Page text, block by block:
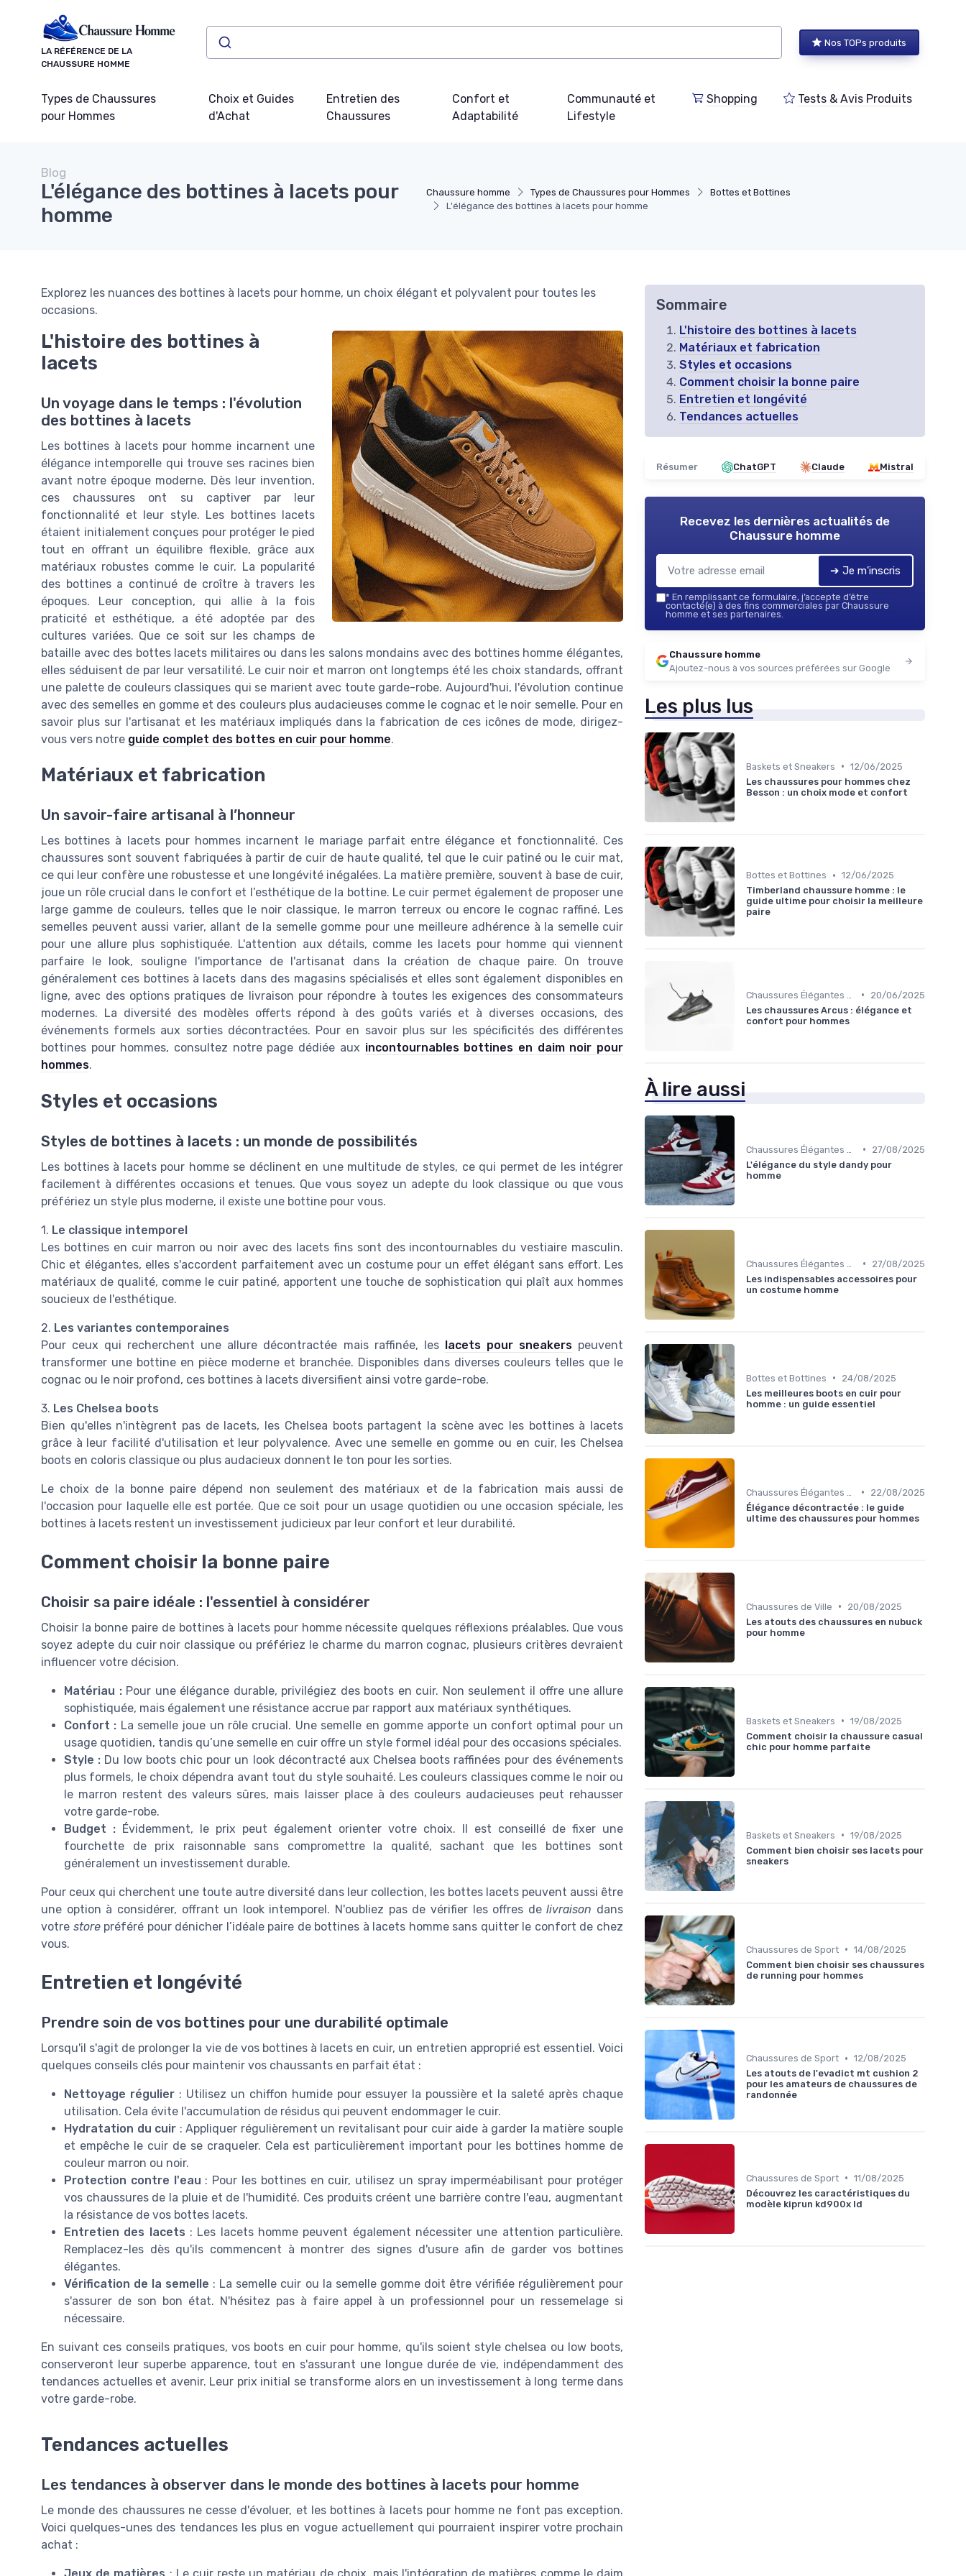
LA RÉFÉRENCE DE LA
CHAUSSURE HOMME
Nos TOPs produits
Types de Chaussures
pour Hommes
Choix et Guides
d'Achat
Entretien des
Chaussures
Confort et
Adaptabilité
Communauté et
Lifestyle
Shopping Tests & Avis Produits
Chaussure homme Types de Chaussures pour Hommes
Bottes et Bottines
L'élégance des bottines à lacets pour homme
Blog
L'élégance des bottines à lacets pour
homme
Explorez les nuances des bottines à lacets pour homme, un choix élégant et polyvalent pour toutes les
occasions.
L'histoire des bottines à
lacets
Un voyage dans le temps : l'évolution
des bottines à lacets
Les bottines à lacets pour homme incarnent une
élégance intemporelle qui trouve ses racines bien
avant notre époque moderne. Dès leur invention,
ces chaussures ont su captiver par leur
fonctionnalité et leur style. Les bottines lacets
étaient initialement conçues pour protéger le pied
tout en offrant un équilibre flexible, grâce aux
matériaux robustes comme le cuir. La popularité
des bottines a continué de croître à travers les
époques. Leur conception, qui allie à la fois
praticité et esthétique, a été adoptée par des
cultures variées. Que ce soit sur les champs de
bataille avec des bottes lacets militaires ou dans les salons mondains avec des bottines homme élégantes,
elles séduisent de par leur versatilité. Le cuir noir et marron ont longtemps été les choix standards, offrant
une palette de couleurs classiques qui se marient avec toute garde-robe. Aujourd'hui, l'évolution continue
avec des semelles en gomme et des couleurs plus audacieuses comme le cognac et le noir semelle. Pour en
savoir plus sur l'artisanat et les matériaux impliqués dans la fabrication de ces icônes de mode, dirigez-
vous vers notre guide complet des bottes en cuir pour homme.
Matériaux et fabrication
Un savoir-faire artisanal à l’honneur
Les bottines à lacets pour hommes incarnent le mariage parfait entre élégance et fonctionnalité. Ces
chaussures sont souvent fabriquées à partir de cuir de haute qualité, tel que le cuir patiné ou le cuir mat,
ce qui leur confère une robustesse et une longévité inégalées. La matière première, souvent à base de cuir,
joue un rôle crucial dans le confort et l’esthétique de la bottine. Le cuir permet également de proposer une
large gamme de couleurs, telles que le noir classique, le marron terreux ou encore le cognac raffiné. Les
semelles peuvent aussi varier, allant de la semelle gomme pour une meilleure adhérence à la semelle cuir
pour une allure plus sophistiquée. L'attention aux détails, comme les lacets pour homme qui viennent
parfaire le look, souligne l'importance de l'artisanat dans la création de chaque paire. On trouve
généralement ces bottines à lacets dans des magasins spécialisés et elles sont également disponibles en
ligne, avec des options pratiques de livraison pour répondre à toutes les exigences des consommateurs
modernes. La diversité des modèles offerts répond à des goûts variés et à diverses occasions, des
événements formels aux sorties décontractées. Pour en savoir plus sur les spécificités des différentes
bottines pour hommes, consultez notre page dédiée aux incontournables bottines en daim noir pour
hommes.
Styles et occasions
Styles de bottines à lacets : un monde de possibilités
Les bottines à lacets pour homme se déclinent en une multitude de styles, ce qui permet de les intégrer
facilement à différentes occasions et tenues. Que vous soyez un adepte du look classique ou que vous
préfériez un style plus moderne, il existe une bottine pour vous.
1. Le classique intemporel
Les bottines en cuir marron ou noir avec des lacets fins sont des incontournables du vestiaire masculin.
Chic et élégantes, elles s'accordent parfaitement avec un costume pour un effet élégant sans effort. Les
matériaux de qualité, comme le cuir patiné, apportent une touche de sophistication qui plaît aux hommes
soucieux de l'esthétique.
2. Les variantes contemporaines
Pour ceux qui recherchent une allure décontractée mais raffinée, les lacets pour sneakerspeuvent
transformer une bottine en pièce moderne et branchée. Disponibles dans diverses couleurs telles que le
cognac ou le noir profond, ces bottines à lacets diversifient ainsi votre garde-robe.
3. Les Chelsea boots
Bien qu'elles n'intègrent pas de lacets, les Chelsea boots partagent la scène avec les bottines à lacets
grâce à leur facilité d'utilisation et leur polyvalence. Avec une semelle en gomme ou en cuir, les Chelsea
boots en coloris classique ou plus audacieux donnent le ton pour les sorties.
Le choix de la bonne paire dépend non seulement des matériaux et de la fabrication mais aussi de
l'occasion pour laquelle elle est portée. Que ce soit pour un usage quotidien ou une occasion spéciale, les
bottines à lacets restent un investissement judicieux par leur confort et leur durabilité.
Comment choisir la bonne paire
Choisir sa paire idéale : l'essentiel à considérer
Choisir la bonne paire de bottines à lacets pour homme nécessite quelques réflexions préalables. Que vous
soyez adepte du cuir noir classique ou préfériez le charme du marron cognac, plusieurs critères devraient
influencer votre décision.
Matériau :Pour une élégance durable, privilégiez des boots en cuir. Non seulement il offre une allure
sophistiquée, mais également une résistance accrue par rapport aux matériaux synthétiques.
Confort : La semelle joue un rôle crucial. Une semelle en gomme apporte un confort optimal pour un
usage quotidien, tandis qu’une semelle en cuir offre un style formel idéal pour des occasions spéciales.
Style : Du low boots chic pour un look décontracté aux Chelsea boots raffinées pour des événements
plus formels, le choix dépendra avant tout du style souhaité. Les couleurs classiques comme le noir ou
le marron restent des valeurs sûres, mais laisser place à des couleurs audacieuses peut rehausser
votre garde-robe.
Budget : Évidemment, le prix peut également orienter votre choix. Il est conseillé de fixer une
fourchette de prix raisonnable sans compromettre la qualité, sachant que les bottines sont
généralement un investissement durable.
Pour ceux qui cherchent une toute autre diversité dans leur collection, les bottes lacets peuvent aussi être
une option à considérer, offrant un look intemporel. N'oubliez pas de vérifier les offres delivraison dans
votre storepréféré pour dénicher l’idéale paire de bottines à lacets homme sans quitter le confort de chez
vous.
Entretien et longévité
Prendre soin de vos bottines pour une durabilité optimale
Lorsqu'il s'agit de prolonger la vie de vos bottines à lacets en cuir, un entretien approprié est essentiel. Voici
quelques conseils clés pour maintenir vos chaussants en parfait état :
Nettoyage régulier: Utilisez un chiffon humide pour essuyer la poussière et la saleté après chaque
utilisation. Cela évite l'accumulation de résidus qui peuvent endommager le cuir.
Hydratation du cuir : Appliquer régulièrement un revitalisant pour cuir aide à garder la matière souple
et empêche le cuir de se craqueler. Cela est particulièrement important pour les bottines homme de
couleur marron ou noir.
Protection contre l'eau : Pour les bottines en cuir, utilisez un spray imperméabilisant pour protéger
vos chaussures de la pluie et de l'humidité. Ces produits créent une barrière contre l'eau, augmentant
la résistance de vos bottes lacets.
Entretien des lacets : Les lacets homme peuvent également nécessiter une attention particulière.
Remplacez-les dès qu'ils commencent à montrer des signes d'usure afin de garder vos bottines
élégantes.
Vérification de la semelle : La semelle cuir ou la semelle gomme doit être vérifiée régulièrement pour
s'assurer de son bon état. N'hésitez pas à faire appel à un professionnel pour un ressemelage si
nécessaire.
En suivant ces conseils pratiques, vos boots en cuir pour homme, qu'ils soient style chelsea ou low boots,
conserveront leur superbe apparence, tout en s'assurant une longue durée de vie, indépendamment des
tendances actuelles et avenir. Leur prix initial se transforme alors en un investissement à long terme dans
votre garde-robe.
Tendances actuelles
Les tendances à observer dans le monde des bottines à lacets pour homme
Le monde des chaussures ne cesse d'évoluer, et les bottines à lacets pour homme ne font pas exception.
Voici quelques-unes des tendances les plus en vogue actuellement qui pourraient inspirer votre prochain
achat :
Sommaire
L'histoire des bottines à lacets
Matériaux et fabrication
Styles et occasions
Comment choisir la bonne paire
Entretien et longévité
Tendances actuelles
Résumer ChatGPT Claude Mistral
Recevez les dernières actualités de
Chaussure homme
➔ Je m'inscris
* En remplissant ce formulaire, j’accepte d’être
contacté(e) à des fins commerciales par Chaussure
homme et ses partenaires.
Chaussure homme
Ajoutez-nous à vos sources préférées sur Google
Les plus lus
Baskets et Sneakers • 12/06/2025
Les chaussures pour hommes chez
Besson : un choix mode et confort
Bottes et Bottines • 12/06/2025
Timberland chaussure homme : le
guide ultime pour choisir la meilleure
paire
•
20/06/2025
Les chaussures Arcus : élégance et
confort pour hommes
À lire aussi
•
27/08/2025
L'élégance du style dandy pour
homme
•
27/08/2025
Les indispensables accessoires pour
un costume homme
Bottes et Bottines •
24/08/2025
Les meilleures boots en cuir pour
homme : un guide essentiel
•
22/08/2025
Élégance décontractée : le guide
ultime des chaussures pour hommes
Chaussures de Ville •
20/08/2025
Les atouts des chaussures en nubuck
pour homme
Baskets et Sneakers • 19/08/2025
Comment choisir la chaussure casual
chic pour homme parfaite
Baskets et Sneakers • 19/08/2025
Comment bien choisir ses lacets pour
sneakers
Chaussures de Sport • 14/08/2025
Comment bien choisir ses chaussures
de running pour hommes
Chaussures de Sport • 12/08/2025
Les atouts de l'evadict mt cushion 2
pour les amateurs de chaussures de
randonnée
Chaussures de Sport • 11/08/2025
Découvrez les caractéristiques du
modèle kiprun kd900x ld